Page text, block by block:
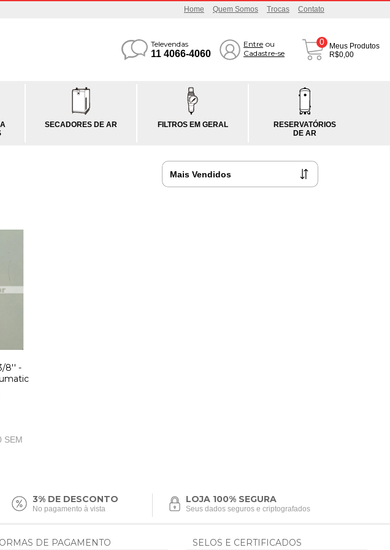
Home Quem Somos Trocas Contato
Televendas
11 4066-4060
Entre ou
Cadastre-se
0
Meus Produtos
R$0,00
SECADORES DE AR FILTROS EM GERAL
RESERVATÓRIOS
DE AR
8'' -
SEM
3% DE DESCONTO
No pagamento à vista
LOJA 100% SEGURA
Seus dados seguros e criptografados
DE PAGAMENTO SELOS E CERTIFICADOS